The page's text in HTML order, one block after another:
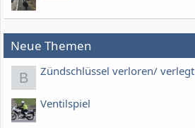
Neue Themen
B Zündschlüssel verloren/ verlegt
Ventilspiel